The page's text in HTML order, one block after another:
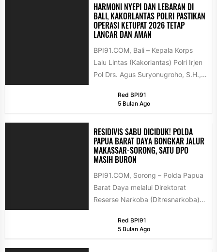
HARMONI NYEPI DAN LEBARAN DI
BALI, KAKORLANTAS POLRI PASTIKAN
OPERASI KETUPAT 2026 TETAP
LANCAR DAN AMAN
BPI91.COM, Bali – Kepala Korps
Lalu Lintas (Kakorlantas) Polri Irjen
Pol Drs. Agus Suryonugroho, S.H.,
dengan Gubernur...
Red BPI91
5 Bulan Ago
RESIDIVIS SABU DICIDUK! POLDA
PAPUA BARAT DAYA BONGKAR JALUR
MAKASSAR-SORONG, SATU DPO
MASIH BURON
BPI91.COM, Sorong – Polda Papua
Barat Daya melalui Direktorat
Reserse Narkoba (Ditresnarkoba)
peredaran narkotika jenis sabu
Red BPI91
5 Bulan Ago